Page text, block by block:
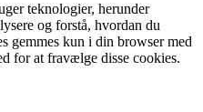
teknologier, herunder
og forstå, hvordan du
gemmes kun i din browser med
for at fravælge disse cookies.